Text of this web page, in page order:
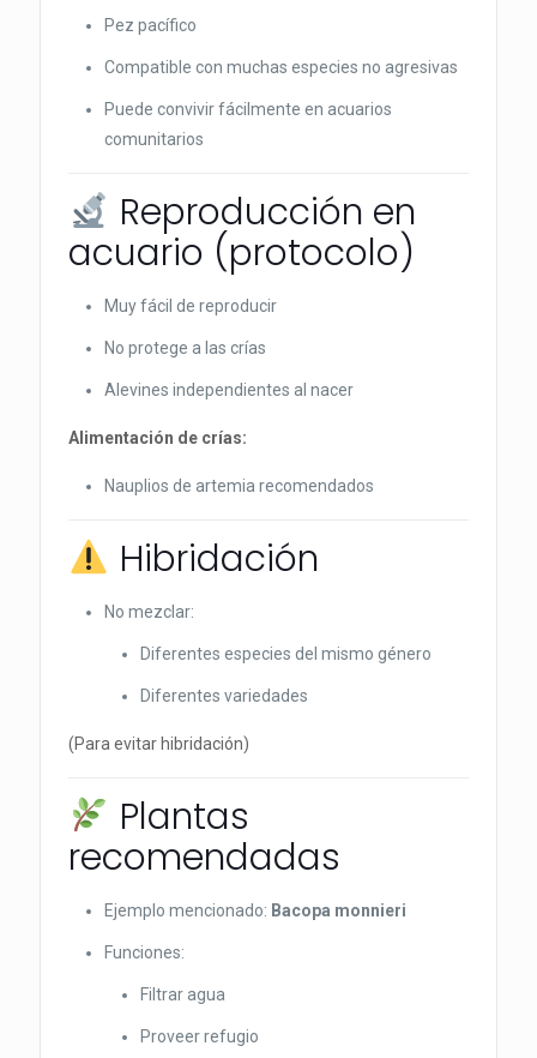
Pez pacífico
Compatible con muchas especies no agresivas
Puede convivir fácilmente en acuarios
comunitarios
Reproducción en
acuario (protocolo)
Muy fácil de reproducir
No protege a las crías
Alevines independientes al nacer
Alimentación de crías:
Nauplios de artemia recomendados
Hibridación
No mezclar:
Diferentes especies del mismo género
Diferentes variedades
(Para evitar hibridación)
Plantas
recomendadas
Ejemplo mencionado: Bacopa monnieri
Funciones:
Filtrar agua
Proveer refugio